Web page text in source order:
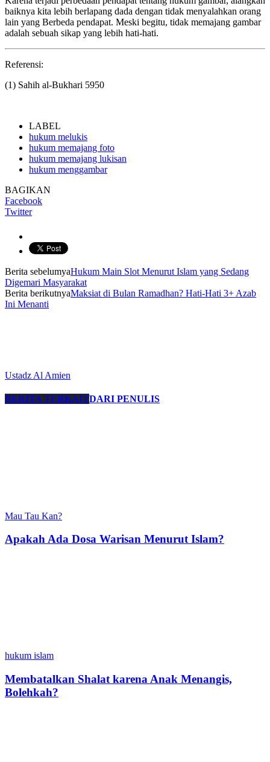
baiknya kita lebih berlapang dada dengan tidak menyalahkan orang
lain yang Berbeda pendapat. Meski begitu, tidak memajang gambar
adalah sebuah sikap yang lebih hati-hati.
Referensi:
(1) Sahih al-Bukhari 5950
LABEL
hukum melukis
hukum memajang foto
hukum memajang lukisan
hukum menggambar
BAGIKAN
Facebook
Twitter
Berita sebelumyaHukum Main Slot Menurut Islam yang Sedang
Digemari Masyarakat
Berita berikutnyaMaksiat di Bulan Ramadhan? Hati-Hati 3+ Azab
Ini Menanti
Ustadz Al Amien
BERITA TERKAITDARI PENULIS
Mau Tau Kan?
Apakah Ada Dosa Warisan Menurut Islam?
hukum islam
Membatalkan Shalat karena Anak Menangis,
Bolehkah?